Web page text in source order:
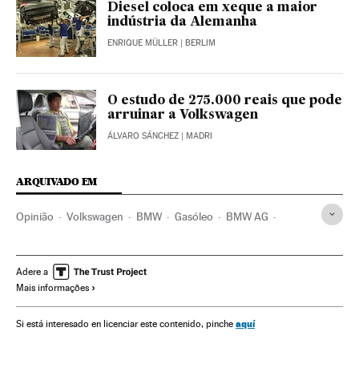
Diesel coloca em xeque a maior
indústria da Alemanha
ENRIQUE MÜLLER | BERLIM
O estudo de 275.000 reais que pode
arruinar a Volkswagen
ÁLVARO SÁNCHEZ | MADRI
ARQUIVADO EM
Opinião Volkswagen BMW Gasóleo BMW AG
Petróleo Fabricantes automóveis
Automobilismo
Energia não renovável Indústria Economia
Adere a
Mais informações
Si está interesado en licenciar este contenido, pinche aquí